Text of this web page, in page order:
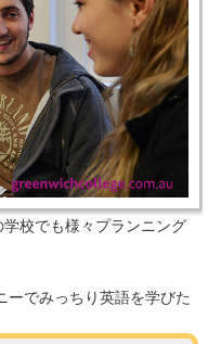
校でも様々プランニング
ーでみっちり英語を学びた